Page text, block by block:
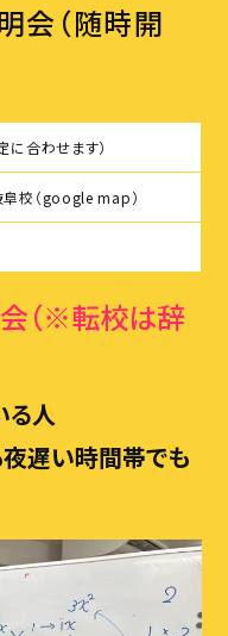
こちら
（随時開
に合わせます）
校 （google map）
（※転校は辞
る人
遅い時間帯でも